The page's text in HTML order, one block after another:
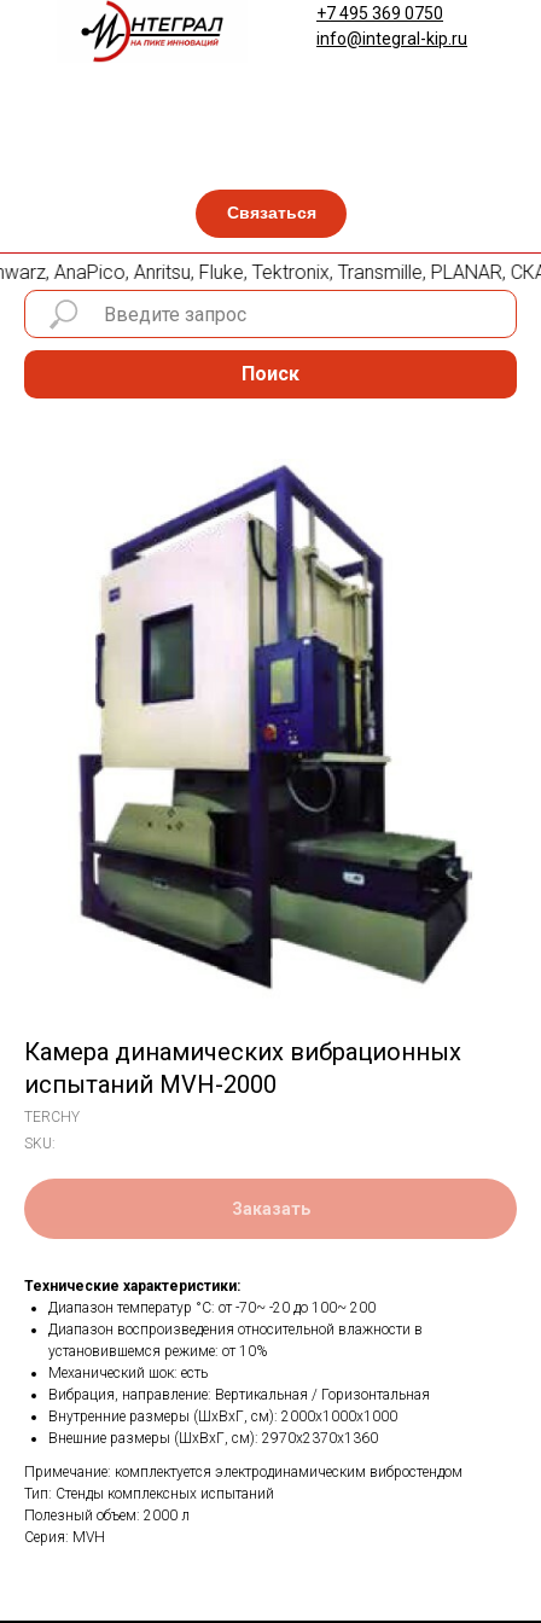
Связаться
+7 495 369 0750
info@integral-kip.ru
AnaPico, Anritsu, Fluke, Tektronix, Transmille, PLANAR,
Поиск
Камера динамических вибрационных
испытаний MVH-2000
TERCHY
SKU:
Заказать
Технические характеристики:
Диапазон температур °C: от -70~ -20 до 100~ 200
Диапазон воспроизведения относительной влажности в
установившемся режиме: от 10%
Механический шок: есть
Вибрация, направление: Вертикальная / Горизонтальная
Внутренние размеры (ШхВхГ, см): 2000х1000х1000
Внешние размеры (ШхВхГ, см): 2970х2370х1360
Примечание: комплектуется электродинамическим вибростендом
Тип: Стенды комплексных испытаний
Полезный объем: 2000 л
Серия: MVH